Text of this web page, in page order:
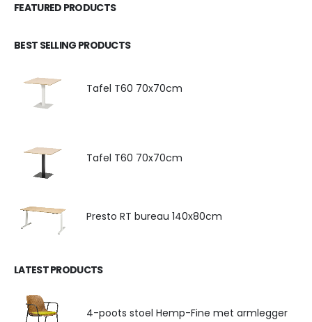
FEATURED PRODUCTS
BEST SELLING PRODUCTS
Tafel T60 70x70cm
Tafel T60 70x70cm
Presto RT bureau 140x80cm
LATEST PRODUCTS
4-poots stoel Hemp-Fine met armlegger